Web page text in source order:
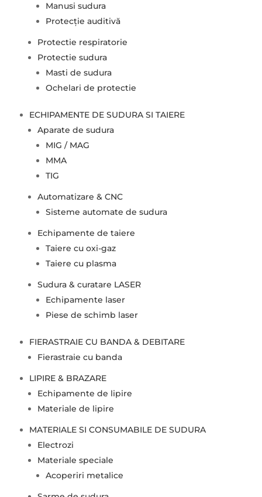
Manusi sudura
Protecție auditivă
Protectie respiratorie
Protectie sudura
Masti de sudura
Ochelari de protectie
ECHIPAMENTE DE SUDURA SI TAIERE
Aparate de sudura
MIG / MAG
MMA
TIG
Automatizare & CNC
Sisteme automate de sudura
Echipamente de taiere
Taiere cu oxi-gaz
Taiere cu plasma
Sudura & curatare LASER
Echipamente laser
Piese de schimb laser
FIERASTRAIE CU BANDA & DEBITARE
Fierastraie cu banda
LIPIRE & BRAZARE
Echipamente de lipire
Materiale de lipire
MATERIALE SI CONSUMABILE DE SUDURA
Electrozi
Materiale speciale
Acoperiri metalice